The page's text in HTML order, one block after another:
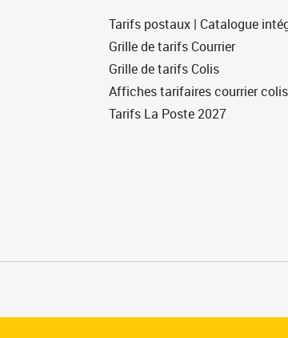
Tarifs postaux | Catalogue
Grille de tarifs Courrier
Grille de tarifs Colis
Affiches tarifaires courrier colis
Tarifs La Poste 2027